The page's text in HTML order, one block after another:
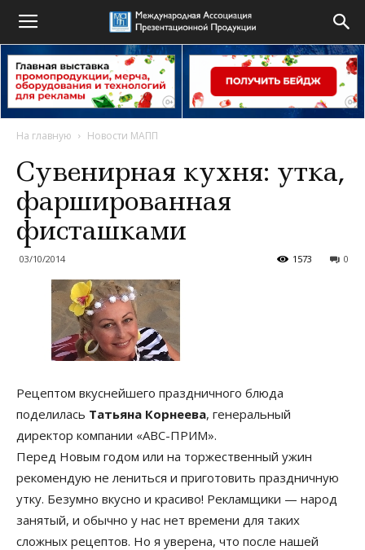
На главную Новости МАПП
Сувенирная кухня: утка,
фаршированная
фисташками
03/10/2014 0
1573
Рецептом вкуснейшего праздничного блюда
поделилась Татьяна Корнеева, генеральный
директор компании «АВС-ПРИМ».
Перед Новым годом или на торжественный ужин
рекомендую не лениться и приготовить праздничную
утку. Безумно вкусно и красиво! Рекламщики — народ
занятый, и обычно у нас нет времени для таких
сложных рецептов. Но я уверена, что после нашей